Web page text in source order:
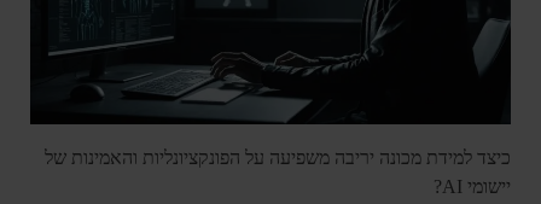
כיצד למידת מכונה יריבה משפיעה על הפונקציונליות והאמינות של
יישומי AI?